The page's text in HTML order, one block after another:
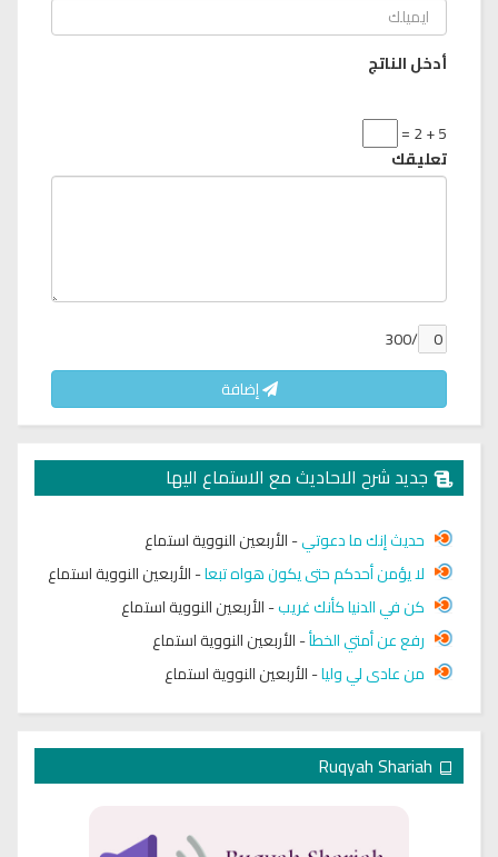
أدخل الناتج
5 + 2 =
تعليقك
/300
إضافة
جديد شرح الاحاديث مع الاستماع اليها
حديث إنك ما دعوتي-الأربعين النووية استماع
لا يؤمن أحدكم حتى يكون هواه تبعا-الأربعين النووية استماع
كن في الدنيا كأنك غريب-الأربعين النووية استماع
رفع عن أمتي الخطأ-الأربعين النووية استماع
من عادى لي وليا-الأربعين النووية استماع